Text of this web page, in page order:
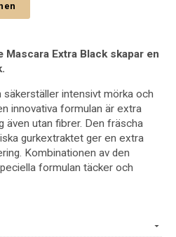
Extra Black skapar en
intensivt mörka och
innovativa formulan är extra
även utan fibrer. Den fräscha
gurkextraktet ger en extra
Kombinationen av den
formulan täcker och
för byggbar volym från lätt till
ens för känsliga ögon.
volym och definition